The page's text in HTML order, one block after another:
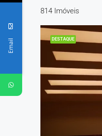
814 Imóveis
DESTAQUE
Email